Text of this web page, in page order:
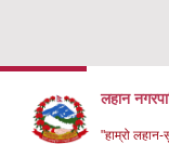
लहान
"हाम्रो